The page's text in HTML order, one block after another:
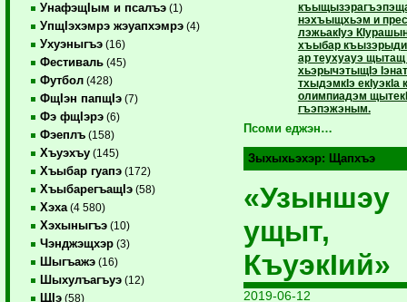
УнафэщIым и псалъэ (1)
УпщIэхэмрэ жэуапхэмрэ (4)
Ухуэныгъэ (16)
Фестиваль (45)
Футбол (428)
ФщIэн папщIэ (7)
Фэ фщIэрэ (6)
Фэеплъ (158)
Хъуэхъу (145)
Хъыбар гуапэ (172)
ХъыбарегъащIэ (58)
Хэха (4 580)
Хэхыныгъэ (10)
Чэнджэщхэр (3)
Шыгъажэ (16)
Шыхулъагъуэ (12)
ЩIэ (58)
нэхъыщхьэм и
лэжьакIуэ
хъыбар
ар теухуауэ
хьэрычэтыщIэ
тхыдэмкIэ екIуэкIа
олимпиадэм
гъэпэжэным.
Псоми еджэн…
Зыхыхьэхэр: Щапхъэ
«Узыншэу
ущыт,
КъуэкIий»
2019-06-12